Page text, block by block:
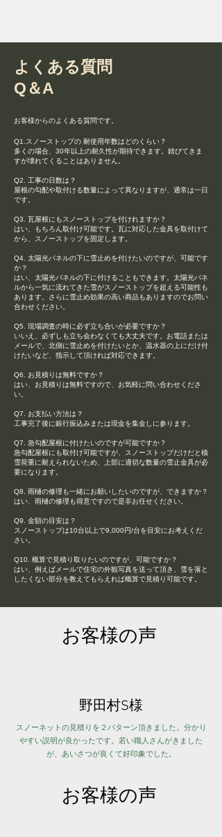
よくある質問
​Q＆A
お客様からのよくある質問です。
Q1.スノーストップの 耐使用年数はどのくらい？
多くの場合、30年以上の耐久性が期待できます。錆びてきま
すが壊れてくることはありません。
Q2. 工事の日数は？
屋根の勾配や取付ける数量によって異なりますが、通常は一日
です。
Q3. 瓦屋根にもスノーストップを付けれますか？
はい、もちろん取付け可能です。瓦に対応した金具を取付けて
から、スノーストップを固定します。
Q4. 太陽光パネルの下に雪止めを付けたいのですが、可能です
か？
はい、太陽光パネルの下に付けることもできます。太陽光パネ
ルから一気に流れてきた雪がスノーストップを超える可能性も
あります。さらに雪止め効果の高い商品もありますのでお問い
合わせください。
Q5. 現場調査の時に必ず立ち合いが必要ですか？
いいえ、必ずしも立ち会わなくても大丈夫です。お電話または
メールで、北側に雪止めを付けたいとか、温水器の上にだけ付
けたいなど、指示して頂ければ対応できます。
Q6. お見積りは無料ですか？
はい、お見積りは無料ですので、お気軽に問い合わせくださ
い。
Q7. お支払い方法は？
工事完了後に銀行振込みまたは現金を集金しに参ります。
Q7. 急勾配屋根に付けたいのですが可能ですか？
急勾配屋根にも取付け可能ですが、スノーストップだけだと積
雪荷重に耐えられないため、上部に適切な数量の雪止金具が必
要になります。
Q8. 雨樋の修理も一緒にお願いしたいのですが、できますか？
はい、雨樋の修理も得意ですので是非お任せください。
Q9. 金額の目安は？
スノーストップは10台以上で9,000円/台を目安にお考えくだ
さい。
Q10. 概算で見積り取りたいのですが、可能ですか？
はい、例えばメールで住宅の外観写真を送って頂き、雪を落と
したくない部分を教えてもらえれば概算で見積り可能です。
お客様の声
野田村S様
スノーネットの見積りを２パターン頂きました。分かり
やすい説明が良かったです。若い職人さんがきました
が、あいさつが良くて好印象でした。
お客様の声